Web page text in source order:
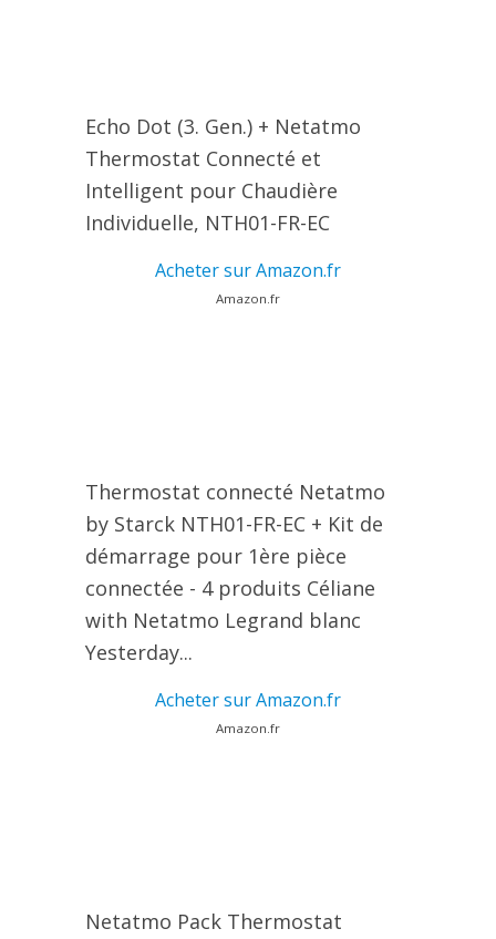
Echo Dot (3. Gen.) + Netatmo
Thermostat Connecté et
Intelligent pour Chaudière
Individuelle, NTH01-FR-EC
Acheter sur Amazon.fr
Amazon.fr
Thermostat connecté Netatmo
by Starck NTH01-FR-EC + Kit de
démarrage pour 1ère pièce
connectée - 4 produits Céliane
with Netatmo Legrand blanc
Yesterday...
Acheter sur Amazon.fr
Amazon.fr
Netatmo Pack Thermostat